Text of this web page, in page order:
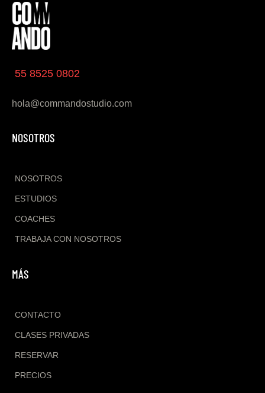
55 8525 0802
hola@commandostudio.com
NOSOTROS
NOSOTROS
ESTUDIOS
COACHES
TRABAJA CON NOSOTROS
MÁS
CONTACTO
CLASES PRIVADAS
RESERVAR
PRECIOS